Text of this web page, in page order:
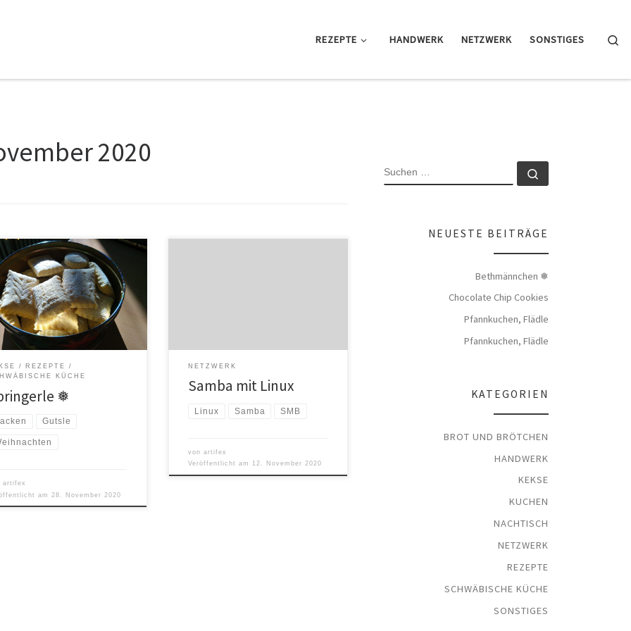
REZEPTE HANDWERK NETZWERK SONSTIGES
2020
4 Eier (rund 240g mit Schale,
etwas ältere Eier)450g
Dinkelmehl 630Anis
Puderzucker in eine
Schüssel sieben, und mit den
schaumig rühren. Das gesiebte
etwa einen Teelöffel Anis zu
REZEPTE
KÜCHE
❅
Gutsle
artifex
am 28. November 2020
aktivieren:
NETZWERK
Samba mit Linux
Linux Samba SMB
vonartifex
Veröffentlicht am 12. November 2020
SUCHE
NEUESTE BEITRÄGE
Bethmännchen ❅
Chocolate Chip Cookies
Pfannkuchen, Flädle
Pfannkuchen, Flädle
KATEGORIEN
BROT UND BRÖTCHEN
HANDWERK
KEKSE
KUCHEN
NACHTISCH
NETZWERK
REZEPTE
SCHWÄBISCHE KÜCHE
SONSTIGES